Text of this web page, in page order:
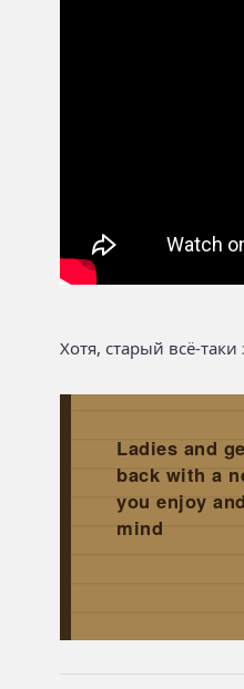
Хотя, старый всё-
Ladies and
back with a
you enjoy
mind